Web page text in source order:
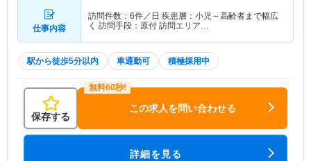
仕事内容
訪問件数：6件／日 疾患層：小児～高齢者まで幅広
く 訪問手段：原付 訪問エリア…
駅から徒歩5分以内 車通勤可 積極採用中
保存する
この求人を問い合わせる
詳細を見る